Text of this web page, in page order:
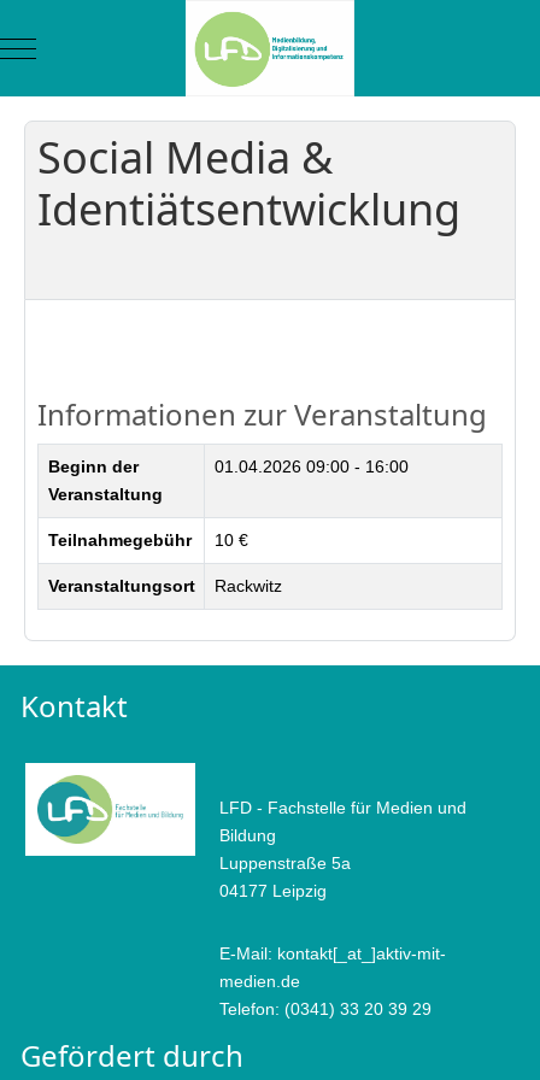
Mobile Menu Toggle
Social Media &
Identiätsentwicklung
Informationen zur Veranstaltung
Beginn der
Veranstaltung
01.04.2026 09:00 - 16:00
Teilnahmegebühr 10 €
Veranstaltungsort Rackwitz
Kontakt
LFD - Fachstelle für Medien und
Bildung
Luppenstraße 5a
04177 Leipzig
E-Mail: kontakt[_at_]aktiv-mit-
medien.de
Telefon: (0341) 33 20 39 29
Gefördert durch